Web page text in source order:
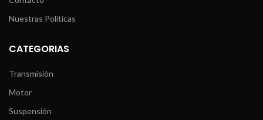
Nuestras Políticas
CATEGORIAS
Transmisión
Motor
Suspensión